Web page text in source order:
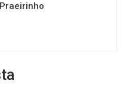
Praeirinho